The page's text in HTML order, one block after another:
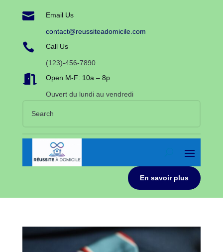
 Email Us
contact@reussiteadomicile.com
 Call Us
(123)-456-7890
 Open M-F: 10a – 8p
Ouvert du lundi au vendredi
En savoir plus